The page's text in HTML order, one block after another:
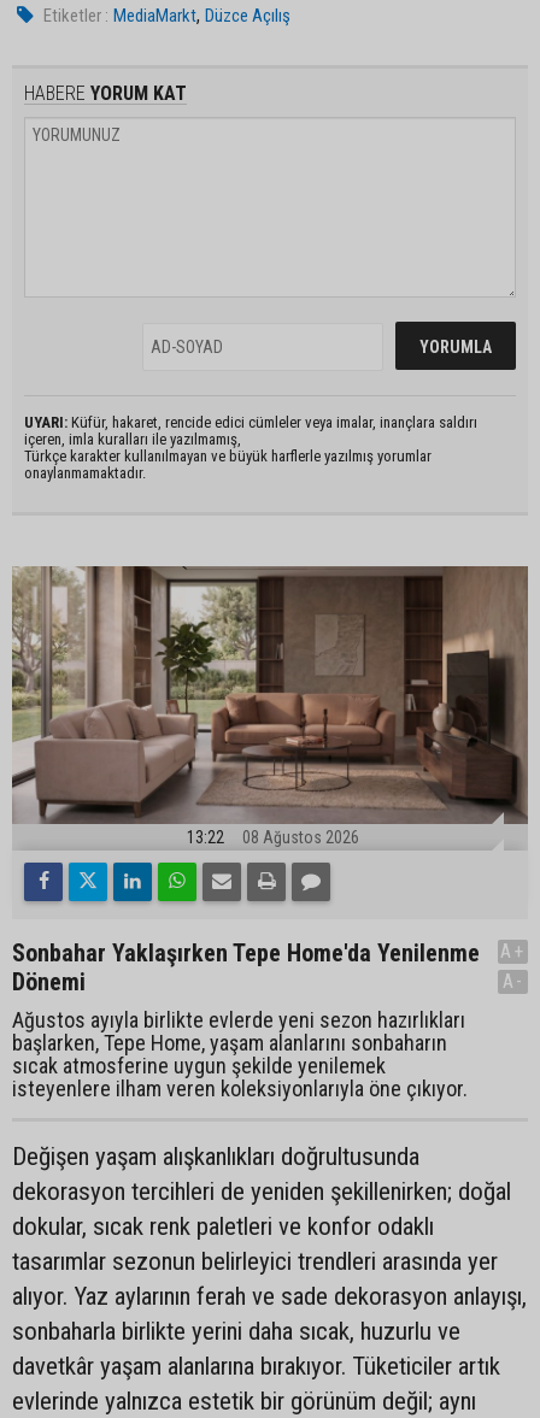
Etiketler : MediaMarkt,Düzce Açılış
HABERE YORUM KAT
UYARI: Küfür, hakaret, rencide edici cümleler veya imalar, inançlara saldırı
içeren, imla kuralları ile yazılmamış,
Türkçe karakter kullanılmayan ve büyük harflerle yazılmış yorumlar
onaylanmamaktadır.
13:22 08 Ağustos 2026
Sonbahar Yaklaşırken Tepe Home'da Yenilenme
Dönemi
Ağustos ayıyla birlikte evlerde yeni sezon hazırlıkları
başlarken, Tepe Home, yaşam alanlarını sonbaharın
sıcak atmosferine uygun şekilde yenilemek
isteyenlere ilham veren koleksiyonlarıyla öne çıkıyor.
A+
A-
Değişen yaşam alışkanlıkları doğrultusunda
dekorasyon tercihleri de yeniden şekillenirken; doğal
dokular, sıcak renk paletleri ve konfor odaklı
tasarımlar sezonun belirleyici trendleri arasında yer
alıyor. Yaz aylarının ferah ve sade dekorasyon anlayışı,
sonbaharla birlikte yerini daha sıcak, huzurlu ve
davetkâr yaşam alanlarına bırakıyor. Tüketiciler artık
evlerinde yalnızca estetik bir görünüm değil; aynı